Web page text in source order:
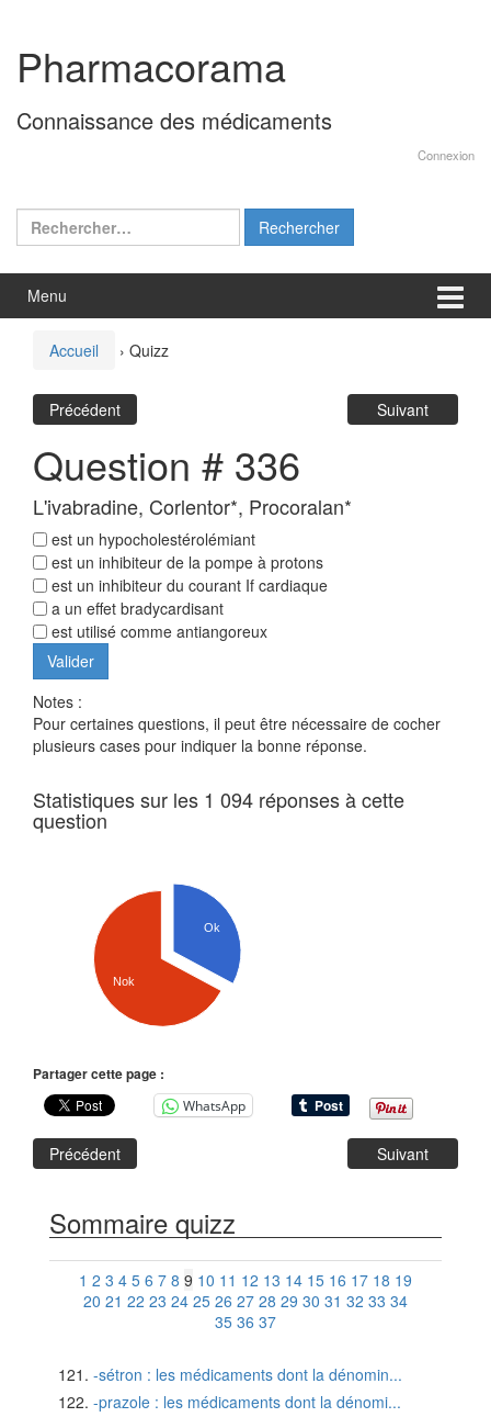
contenu
menu
principal
Pharmacorama
Connaissance des médicaments
Connexion
Rechercher :
Menu
Accueil › Quizz
Précédent Suivant
Question # 336
L'ivabradine, Corlentor*, Procoralan*
est un hypocholestérolémiant
est un inhibiteur de la pompe à protons
est un inhibiteur du courant If cardiaque
a un effet bradycardisant
est utilisé comme antiangoreux
Notes :
Pour certaines questions, il peut être nécessaire de cocher
plusieurs cases pour indiquer la bonne réponse.
Statistiques sur les 1 094 réponses à cette
question
Ok
Nok
Partager cette page :
WhatsApp
Précédent Suivant
Sommaire quizz
1 2 3 4 5 6 7 8 9 10 11 12 13 14 15 16 17 18 19
20 21 22 23 24 25 26 27 28 29 30 31 32 33 34
35 36 37
-sétron : les médicaments dont la dénomin...
-prazole : les médicaments dont la dénomi...